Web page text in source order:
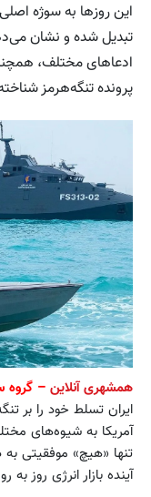
این روزها به سوژه
تبدیل شده و نشان
ادعاهای مختلف،
پرونده تنگه‌هرمز
همشهری آنلاین – گروه
ایران تسلط خود را بر
آمریکا به شیوه‌های
تنها «هیچ» موفقیتی به
آینده بازار انرژی روز